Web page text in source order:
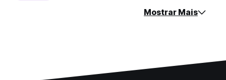
Mostrar Mais